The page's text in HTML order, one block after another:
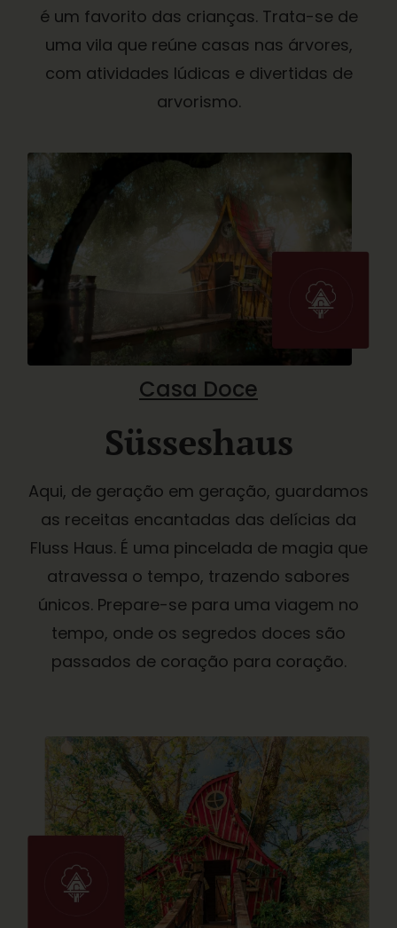
é um favorito das crianças. Trata-se de
uma vila que reúne casas nas árvores,
com atividades lúdicas e divertidas de
arvorismo.
Casa Doce
Süsseshaus
Aqui, de geração em geração, guardamos
as receitas encantadas das delícias da
Fluss Haus. É uma pincelada de magia que
atravessa o tempo, trazendo sabores
únicos. Prepare-se para uma viagem no
tempo, onde os segredos doces são
passados de coração para coração.